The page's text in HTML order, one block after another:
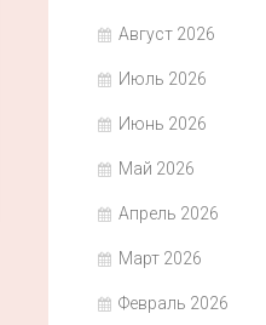
Август 2026
Июль 2026
Июнь 2026
Май 2026
Апрель 2026
Март 2026
Февраль 2026